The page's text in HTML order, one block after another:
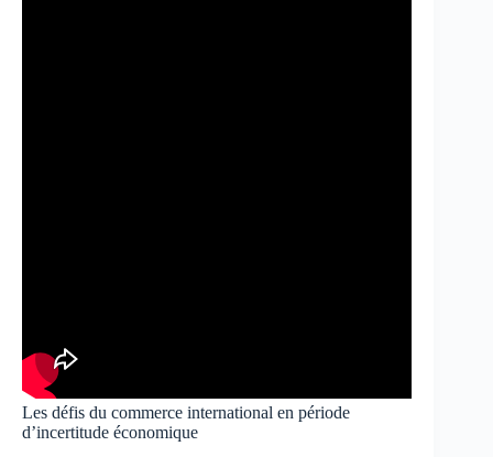
Les défis du commerce international en période
d’incertitude économique